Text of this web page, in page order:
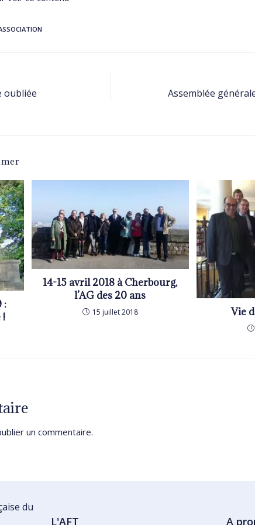
oubliée
Assemblée
:
!
14-15 avril 2018 à Cherbourg,
l’AG des 20 ans
15 juillet 2018 Vie
un commentaire.
L'AFT A